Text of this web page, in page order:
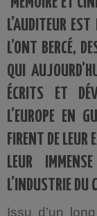
L’AUDITEUR
L’ONT BERCÉ,
QUI
ÉCRITS ET
L’EUROPE EN
FIRENT DE
LEUR
L’INDUSTRIE DU
Issu d’un